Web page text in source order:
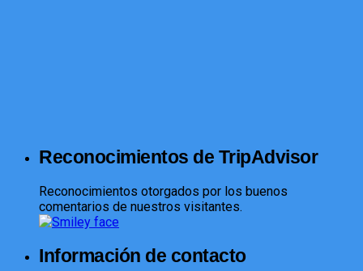
Reconocimientos de TripAdvisor
Reconocimientos otorgados por los buenos
comentarios de nuestros visitantes.
Información de contacto